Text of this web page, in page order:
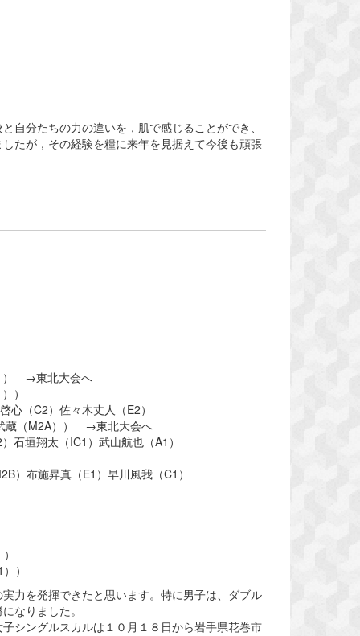
自分たちの力の違いを，肌で感じることができ、
たが，その経験を糧に来年を見据えて今後も頑張
） →東北大会へ
（C2）佐々木丈人（E2）
→東北大会へ
太（IC1）武山航也（A1）
昇真（E1）早川風我（C1）
）
力を発揮できたと思います。特に男子は、ダブル
なりました。
シングルスカルは１０月１８日から岩手県花巻市